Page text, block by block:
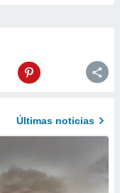
Últimas noticias